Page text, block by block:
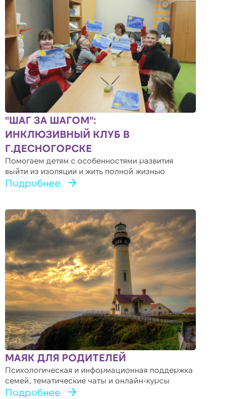
"ШАГ ЗА ШАГОМ":
ИНКЛЮЗИВНЫЙ КЛУБ В
Г.ДЕСНОГОРСКЕ
Помогаем детям с особенностями развития
выйти из изоляции и жить полной жизнью
Подробнее
МАЯК ДЛЯ РОДИТЕЛЕЙ
Психологическая и информационная поддержка
семей, тематические чаты и онлайн-курсы
Подробнее